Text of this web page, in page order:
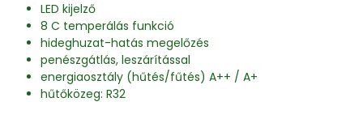
LED kijelző
8 C temperálás funkció
hideghuzat-hatás megelőzés
penészgátlás, leszárítással
energiaosztály (hűtés/fűtés) A++ / A+
hűtőközeg: R32